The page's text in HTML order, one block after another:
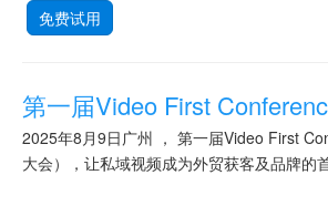
免费试用
第一届Video First
2025年8月9日广州 ， 第一届Video First
大会），让私域视频成为外贸获客及品牌的